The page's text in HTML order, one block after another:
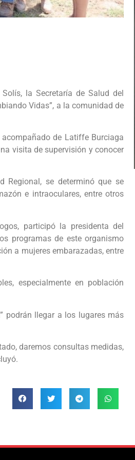
la Secretaría de Salud del
Vidas”, a la comunidad de
de Latiffe Burciaga
visita de supervisión y conocer
se determinó que se
e intraoculares, entre otros
participó la presidenta del
programas de este organismo
a mujeres embarazadas, entre
especialmente en población
podrán llegar a los lugares más
daremos consultas medidas,